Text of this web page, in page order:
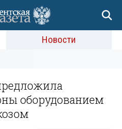
Новости
оборудованием